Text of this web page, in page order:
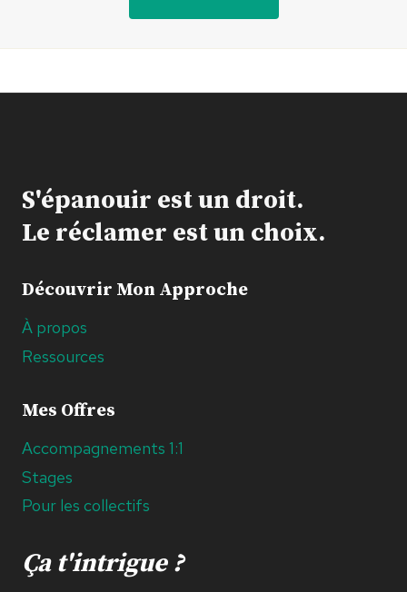
S'épanouir est un droit.
Le réclamer est un choix.
Découvrir Mon Approche
À propos
Ressources
Mes Offres
Accompagnements 1:1
Stages
Pour les collectifs
Ça t'intrigue ?